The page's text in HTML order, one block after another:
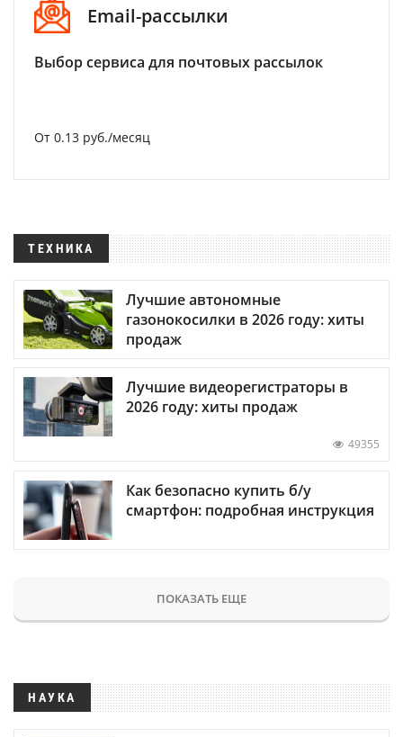
Email-рассылки
Выбор сервиса для почтовых рассылок
От 0.13 руб./месяц
ТЕХНИКА
Лучшие автономные
газонокосилки в 2026 году: хиты
продаж
Лучшие видеорегистраторы в
2026 году: хиты продаж
49355
Как безопасно купить б/у
смартфон: подробная инструкция
ПОКАЗАТЬ ЕЩЕ
НАУКА